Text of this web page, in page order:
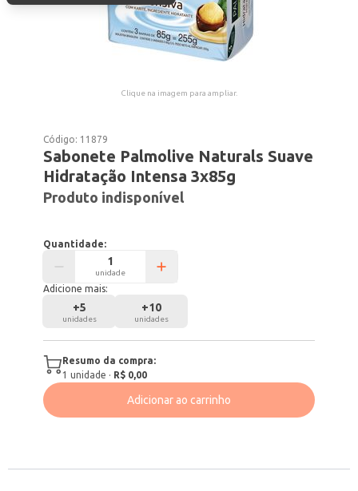
Clique na imagem para ampliar.
Código: 11879
Sabonete Palmolive Naturals Suave
Hidratação Intensa 3x85g
Produto indisponível
Quantidade:
unidade
Adicione mais:
+5
unidades
+10
unidades
Resumo da compra:
1 unidade · R$ 0,00
Adicionar ao carrinho